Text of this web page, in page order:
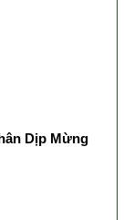
Dịp Mừng